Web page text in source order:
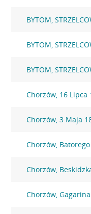
BYTOM,
BYTOM,
BYTOM,
Chorzów, 16 Lipca
Chorzów, 3 Maja
Chorzów,
Chorzów,
Chorzów,